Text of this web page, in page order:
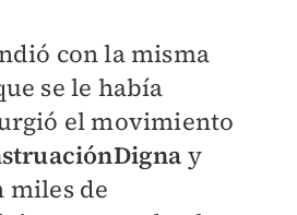
con la misma
se le había
el movimiento
y
miles de